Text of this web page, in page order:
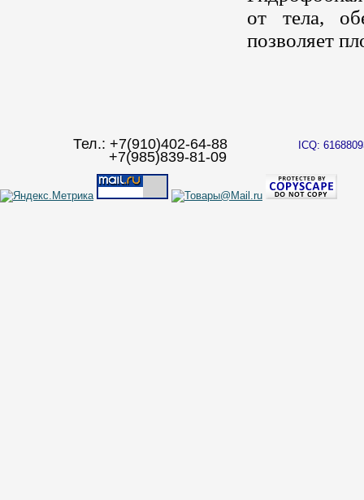
от тела,
позволяет
Тел.: +7(910)402-64-88
+7(985)839-81-09
ICQ: